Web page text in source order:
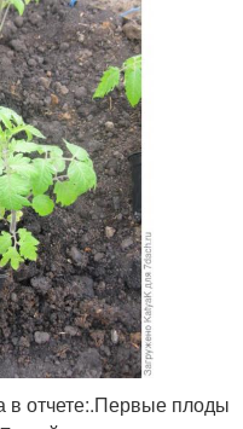
в отчете:.Первые плоды